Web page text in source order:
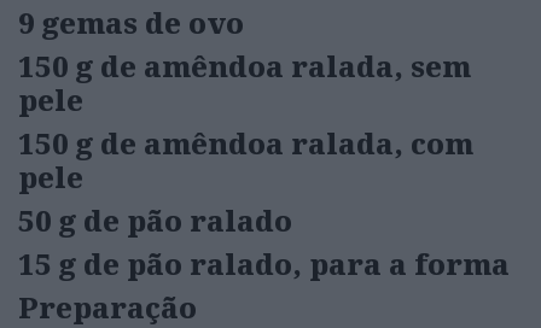
9 gemas de ovo
150 g de amêndoa ralada, sem
pele
150 g de amêndoa ralada, com
pele
50 g de pão ralado
15 g de pão ralado, para a forma
Preparação